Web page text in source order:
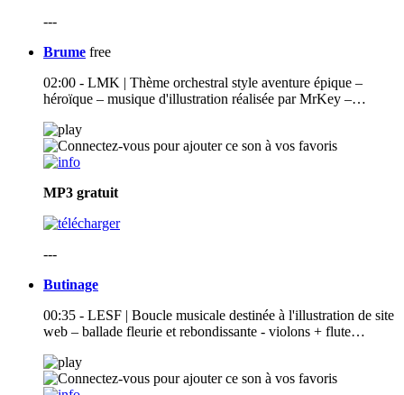
---
Brume free
02:00 - LMK | Thème orchestral style aventure épique –
héroïque – musique d'illustration réalisée par MrKey –…
MP3 gratuit
---
Butinage
00:35 - LESF | Boucle musicale destinée à l'illustration de site
web – ballade fleurie et rebondissante - violons + flute…